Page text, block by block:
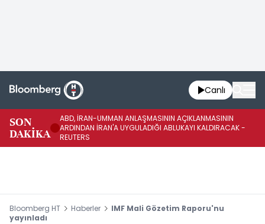
Canlı
SON
DAKİKA
ABD, İRAN-UMMAN ANLAŞMASININ AÇIKLANMASININ
ARDINDAN İRAN'A UYGULADIĞI ABLUKAYI KALDIRACAK -
REUTERS
Bloomberg HT Haberler
IMF Mali Gözetim Raporu'nu
yayınladı